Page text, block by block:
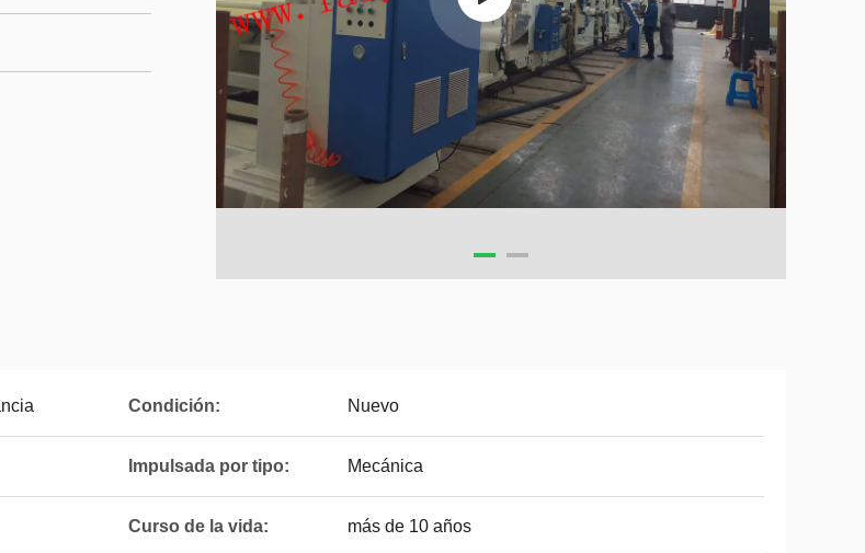
Condición: Nuevo
Impulsada por tipo: Mecánica
Curso de la vida: más de 10 años